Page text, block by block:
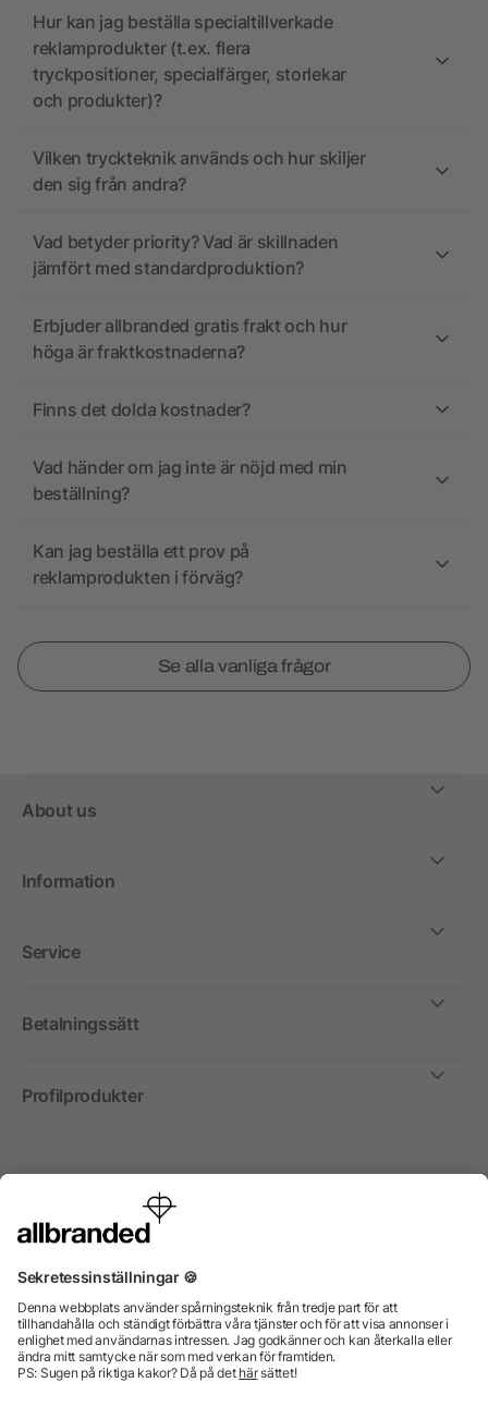
Hur kan jag beställa specialtillverkade
reklamprodukter (t.ex. flera
tryckpositioner, specialfärger, storlekar
och produkter)?
Vilken tryckteknik används och hur skiljer
den sig från andra?
Vad betyder priority? Vad är skillnaden
jämfört med standardproduktion?
Erbjuder allbranded gratis frakt och hur
höga är fraktkostnaderna?
Finns det dolda kostnader?
Vad händer om jag inte är nöjd med min
beställning?
Kan jag beställa ett prov på
reklamprodukten i förväg?
Se alla vanliga frågor
About us
Information
Service
Betalningssätt
Profilprodukter
Internationellt